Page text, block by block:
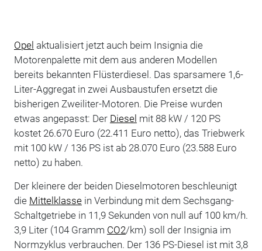
Opel aktualisiert jetzt auch beim Insignia die
Motorenpalette mit dem aus anderen Modellen
bereits bekannten Flüsterdiesel. Das sparsamere 1,6-
Liter-Aggregat in zwei Ausbaustufen ersetzt die
bisherigen Zweiliter-Motoren. Die Preise wurden
etwas angepasst: Der Diesel mit 88 kW / 120 PS
kostet 26.670 Euro (22.411 Euro netto), das Triebwerk
mit 100 kW / 136 PS ist ab 28.070 Euro (23.588 Euro
netto) zu haben.
Der kleinere der beiden Dieselmotoren beschleunigt
die Mittelklassein Verbindung mit dem Sechsgang-
Schaltgetriebe in 11,9 Sekunden von null auf 100 km/h.
3,9 Liter (104 Gramm CO2/km) soll der Insignia im
Normzyklus verbrauchen. Der 136 PS-Diesel ist mit 3,8